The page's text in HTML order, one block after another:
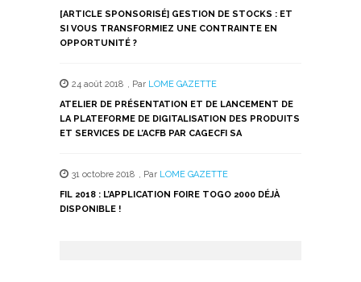
[ARTICLE SPONSORISÉ] GESTION DE STOCKS : ET
SI VOUS TRANSFORMIEZ UNE CONTRAINTE EN
OPPORTUNITÉ ?
24 août 2018 , Par LOME GAZETTE
ATELIER DE PRÉSENTATION ET DE LANCEMENT DE
LA PLATEFORME DE DIGITALISATION DES PRODUITS
ET SERVICES DE L’ACFB PAR CAGECFI SA
31 octobre 2018 , Par LOME GAZETTE
FIL 2018 : L’APPLICATION FOIRE TOGO 2000 DÉJÀ
DISPONIBLE !